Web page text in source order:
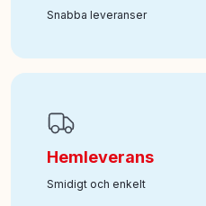
Snabba leveranser
Hemleverans
Smidigt och enkelt